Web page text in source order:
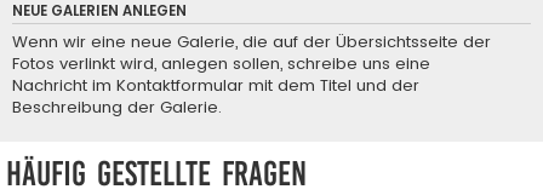
NEUE GALERIEN ANLEGEN
Wenn wir eine neue Galerie, die auf der Übersichtsseite der
Fotos verlinkt wird, anlegen sollen, schreibe uns eine
Nachricht im Kontaktformular mit dem Titel und der
Beschreibung der Galerie.
Häufig gestellte Fragen